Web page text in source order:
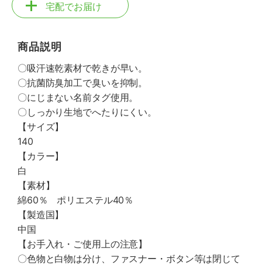
宅配でお届け
商品説明
〇吸汗速乾素材で乾きが早い。
〇抗菌防臭加工で臭いを抑制。
〇にじまない名前タグ使用。
〇しっかり生地でへたりにくい。
【サイズ】
140
【カラー】
白
【素材】
綿60％ ポリエステル40％
【製造国】
中国
【お手入れ・ご使用上の注意】
〇色物と白物は分け、ファスナー・ボタン等は閉じて